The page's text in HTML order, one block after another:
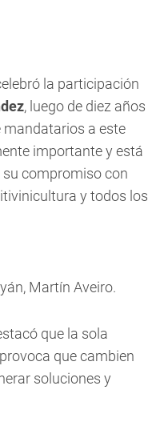
la participación
, luego de diez años
mandatarios a este
importante y está
compromiso con
y todos los
Martín Aveiro.
que la sola
que cambien
soluciones y